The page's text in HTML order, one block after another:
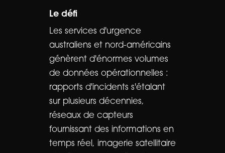
Le défi
Les services d'urgence
australiens et nord-américains
génèrent d'énormes volumes
de données opérationnelles :
rapports d'incidents s'étalant
sur plusieurs décennies,
réseaux de capteurs
fournissant des informations en
temps réel, imagerie satellitaire